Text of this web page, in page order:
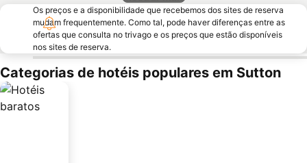
Os preços e a disponibilidade que recebemos dos sites de reserva
mudam frequentemente. Como tal, pode haver diferenças entre as
ofertas que consulta no trivago e os preços que estão disponíveis
nos sites de reserva.
Categorias de hotéis populares em Sutton